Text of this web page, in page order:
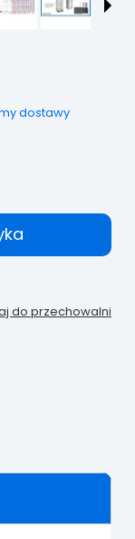
dostawy
do przechowalni